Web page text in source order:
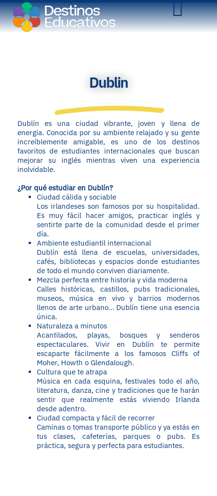
Dublin
Dublín es una ciudad vibrante, joven y llena de
energía. Conocida por su ambiente relajado y su gente
increíblemente amigable, es uno de los destinos
favoritos de estudiantes internacionales que buscan
mejorar su inglés mientras viven una experiencia
inolvidable.
¿Por qué estudiar en Dublín?
Ciudad cálida y sociable
Los irlandeses son famosos por su hospitalidad.
Es muy fácil hacer amigos, practicar inglés y
sentirte parte de la comunidad desde el primer
día.
Ambiente estudiantil internacional
Dublín está llena de escuelas, universidades,
cafés, bibliotecas y espacios donde estudiantes
de todo el mundo conviven diariamente.
Mezcla perfecta entre historia y vida moderna
Calles históricas, castillos, pubs tradicionales,
museos, música en vivo y barrios modernos
llenos de arte urbano… Dublín tiene una esencia
única.
Naturaleza a minutos
Acantilados, playas, bosques y senderos
espectaculares. Vivir en Dublín te permite
escaparte fácilmente a los famosos Cliffs of
Moher, Howth o Glendalough.
Cultura que te atrapa
Música en cada esquina, festivales todo el año,
literatura, danza, cine y tradiciones que te harán
sentir que realmente estás viviendo Irlanda
desde adentro.
Ciudad compacta y fácil de recorrer
Caminas o tomas transporte público y ya estás en
tus clases, cafeterías, parques o pubs. Es
práctica, segura y perfecta para estudiantes.